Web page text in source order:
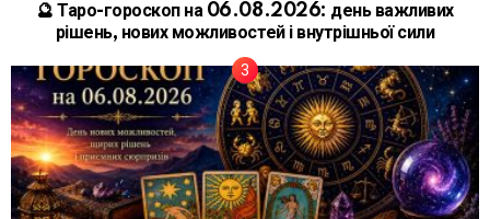
🔮 Таро-гороскоп на 06.08.2026: день важливих
рішень, нових можливостей і внутрішньої сили